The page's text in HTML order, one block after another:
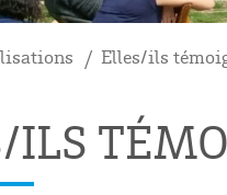
Elles/ils
ILS